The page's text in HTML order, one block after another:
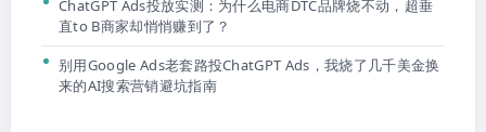
ChatGPT Ads投放实测：为什么电商DTC品牌烧不动，超垂
直to B商家却悄悄赚到了？
别用Google Ads老套路投ChatGPT Ads，我烧了几千美金换
来的AI搜索营销避坑指南